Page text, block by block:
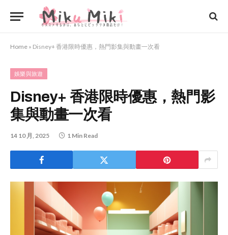
Home » Disney+ 香港限時優惠，熱門影集與動畫一次看
娛樂與旅遊
Disney+ 香港限時優惠，熱門影
集與動畫一次看
14 10 月, 2025 1 Min Read